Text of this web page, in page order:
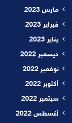
مارس 2023
فبراير 2023
يناير 2023
ديسمبر 2022
نوفمبر 2022
أكتوبر 2022
سبتمبر 2022
أغسطس 2022